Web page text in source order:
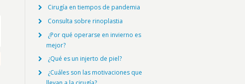
Cirugía en tiempos de pandemia
Consulta sobre rinoplastia
¿Por qué operarse en invierno es
mejor?
¿Qué es un injerto de piel?
¿Cuáles son las motivaciones que